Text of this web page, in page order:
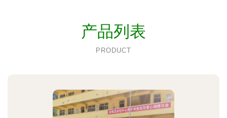
产品列表
PRODUCT